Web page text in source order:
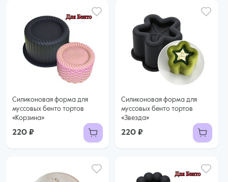
Силиконовая форма для
муссовых бенто тортов
«Корзина»
220 ₽
Силиконовая форма для
муссовых бенто тортов
«Звезда»
220 ₽